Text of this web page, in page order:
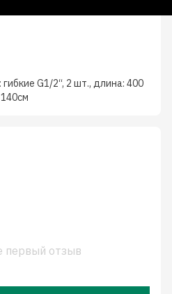
G1/2“, 2 шт., длина: 400
первый отзыв